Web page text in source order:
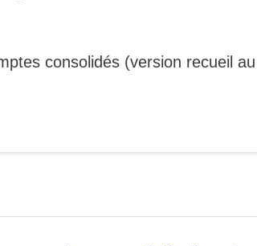
consolidés (version recueil au